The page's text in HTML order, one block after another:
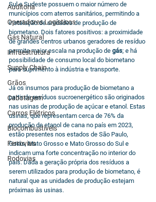
Auditoria
Operadores Logísticos
Gás Natural
Infraestrutura
Supply Chain
Grãos
Cabotagem
Carros Elétricos
Biocombustíveis
Ferrovias
Rodovias
Sul e Sudeste possuem o maior número de
municípios com aterros sanitários, permitindo a
instalação de unidades de produção de
biometano. Dois fatores positivos: a proximidade
de grandes centros urbanos geradores de resíduo
permite maior escala na produção de gás; e há
possibilidade de consumo local do biometano
para suprimento à indústria e transporte.
Já os insumos para produção de biometano a
partir de resíduos sucroenergético são originados
nas usinas de produção de açúcar e etanol. Estas
usinas, que representam cerca de 76% da
produção de etanol de cana no país em 2023,
estão presentes nos estados de São Paulo,
Goiás, Mato Grosso e Mato Grosso do Sul e
indicam uma forte concentração no interior do
país. Dada a geração própria dos resíduos a
serem utilizados para produção de biometano, é
natural que as unidades de produção estejam
próximas às usinas.